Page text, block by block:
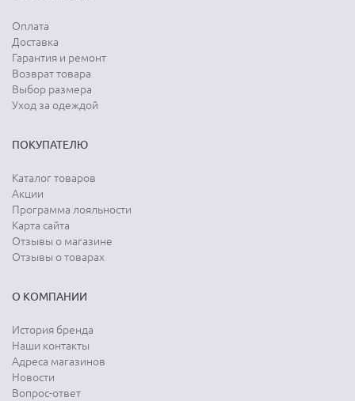
Оплата
Доставка
Гарантия и ремонт
Возврат товара
Выбор размера
Уход за одеждой
ПОКУПАТЕЛЮ
Каталог товаров
Акции
Программа лояльности
Карта сайта
Отзывы о магазине
Отзывы о товарах
О КОМПАНИИ
История бренда
Наши контакты
Адреса магазинов
Новости
Вопрос-ответ